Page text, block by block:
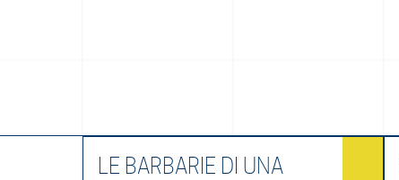
LE BARBARIE DI UNA